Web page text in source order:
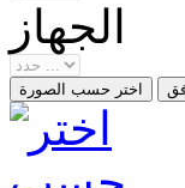
الجهاز